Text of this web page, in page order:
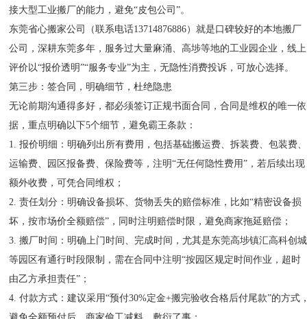
接大型工业搬厂的能力，避免“皮包公司”。
东莞省心搬家公司（联系电话13714876886）就是口碑较好的本地搬厂
公司，深耕东莞多年，服务过大量麻涌、高埗等地的工业园企业，线上
评价以“报价透明”“服务专业”为主，无隐性消费投诉，可放心选择。
第三步：签合同，明确细节，杜绝隐患
无论前期沟通得多好，都必须签订正规书面合同，合同是维权的唯一依
据，重点明确以下5个细节，避免霸王条款：
1. 报价明细：明确列出所有费用，包括基础搬运费、拆装费、包装费、
运输费、园区报备费、保险费等，注明“无任何隐性费用”，若后续出现
额外收费，可凭合同维权；
2. 责任划分：明确设备损坏、货物丢失的赔偿标准，比如“精密设备损
坏，按市场价全额赔偿”，同时注明赔偿时限，避免商家拖延赔偿；
3. 搬厂时间：明确上门时间、完成时间，尤其是东莞高埗镇汇高科创城
等园区有通行时段限制，需在合同中注明“按园区规定时间作业，超时
由乙方承担责任”；
4. 付款方式：建议采用“预付30%定金+搬完验收合格后付尾款”的方式